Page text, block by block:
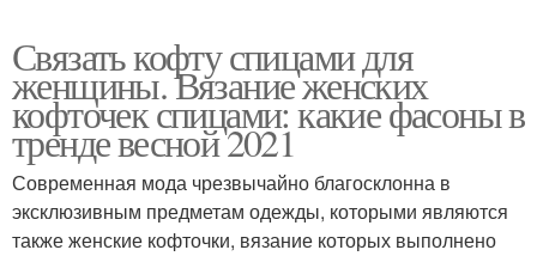
Связать кофту спицами для
женщины. Вязание женских
кофточек спицами: какие фасоны в
тренде весной 2021
Современная мода чрезвычайно благосклонна в
эксклюзивным предметам одежды, которыми являются
также женские кофточки, вязание которых выполнено